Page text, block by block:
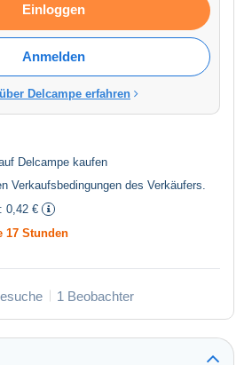
Einloggen
Anmelden
Delcampe erfahren
Delcampe kaufen
Verkaufsbedingungen des Verkäufers
0,42 €
17 Stunden
1 Beobachter